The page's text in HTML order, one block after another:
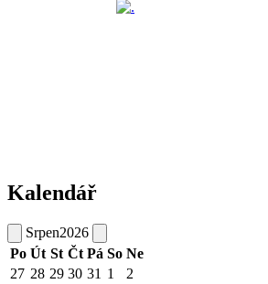
Kalendář
Srpen2026
Po Út St Čt Pá So Ne
27 28 29 30 31 1
2